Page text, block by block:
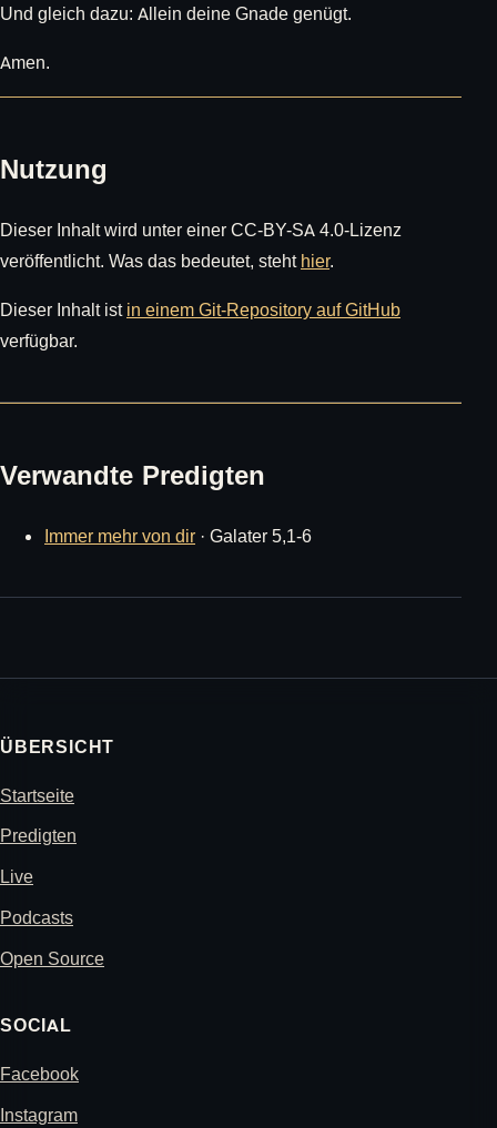
Und gleich dazu: Allein deine Gnade genügt.
Amen.
Nutzung
Dieser Inhalt wird unter einer CC-BY-SA 4.0-Lizenz
veröffentlicht. Was das bedeutet, stehthier.
Dieser Inhalt istin einem Git-Repository auf GitHub
verfügbar.
Verwandte Predigten
Immer mehr von dir · Galater 5,1-6
ÜBERSICHT
Startseite
Predigten
Live
Podcasts
Open Source
SOCIAL
Facebook
Instagram